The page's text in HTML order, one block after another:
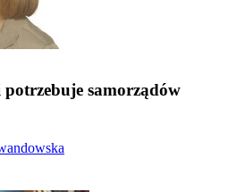
samorządów